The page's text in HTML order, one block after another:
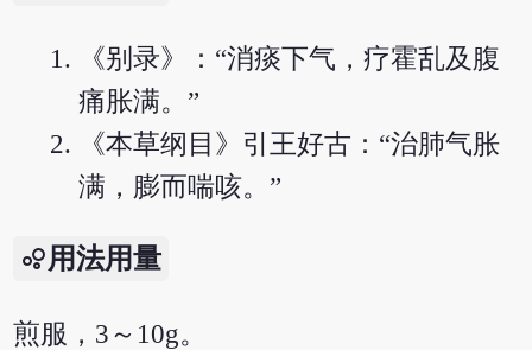
《别录》：“消痰下气，疗霍乱及腹
痛胀满。”
《本草纲目》引王好古：“治肺气胀
满，膨而喘咳。”
用法用量
煎服，3～10g。